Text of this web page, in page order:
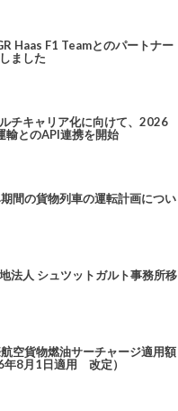
Haas F1 Teamとのパートナー
ました
チキャリア化に向けて、2026
輸とのAPI連携を開始
間の貨物列車の運転計画につい
法人 シュツットガルト事務所移
空貨物燃油サーチャージ適用額
8月1日適用 改定）